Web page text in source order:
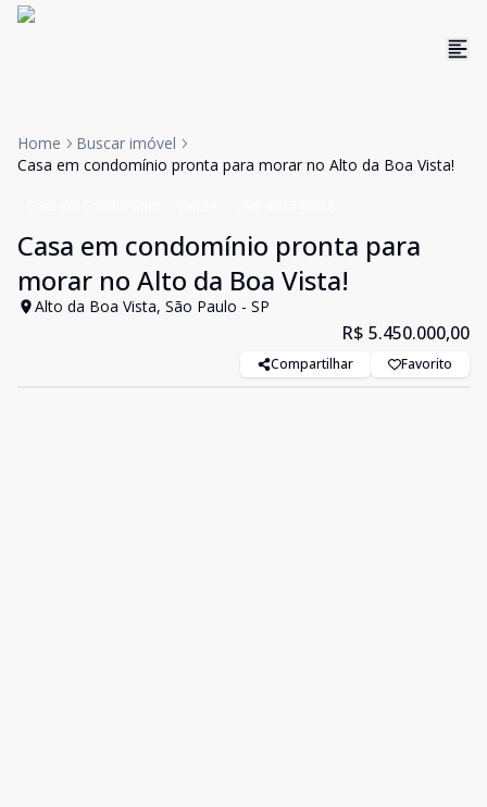
Home
Buscar imóvel
Casa em condomínio pronta para morar no Alto da Boa Vista!
Casa em condomínio pronta para
morar no Alto da Boa Vista!
Alto da Boa Vista, São Paulo - SP
R$ 5.450.000,00
Compartilhar Favorito